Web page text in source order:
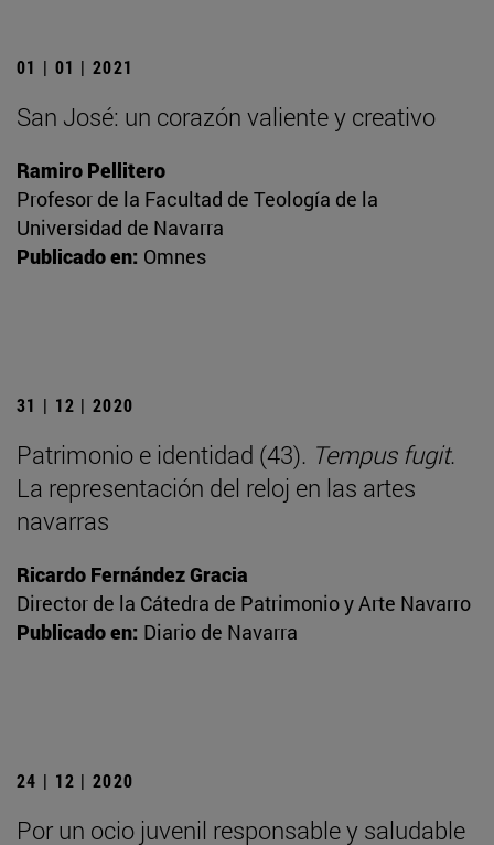
01 | 01 | 2021
San José: un corazón valiente y creativo
Ramiro Pellitero
Profesor de la Facultad de Teología de la
Universidad de Navarra
Publicado en: Omnes
31 | 12 | 2020
Patrimonio e identidad (43). Tempus fugit.
La representación del reloj en las artes
navarras
Ricardo Fernández Gracia
Director de la Cátedra de Patrimonio y Arte Navarro
Publicado en: Diario de Navarra
24 | 12 | 2020
Por un ocio juvenil responsable y saludable